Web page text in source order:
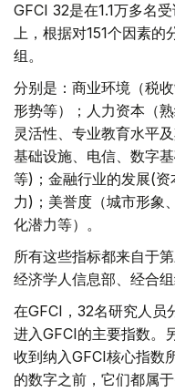
GFCI 32是在1.1万多名
上，根据对151个因素
组。
分别是：商业环境（税
形势等）；人力资本（
灵活性、专业教育水平
基础设施、电信、数字
等)；金融行业的发展(
力)；美誉度（城市形象
化潜力等）。
所有这些指标都来自于
经济学人信息部、经合组
在GFCI，32名研究人员
进入GFCI的主要指数。
收到纳入GFCI核心指数
的数字之前，它们都属